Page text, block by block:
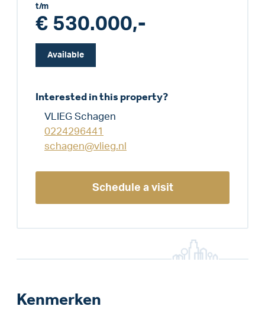
t/m
€ 530.000,-
Available
Interested in this property?
VLIEG Schagen
0224296441
schagen@vlieg.nl
Schedule a visit
Kenmerken